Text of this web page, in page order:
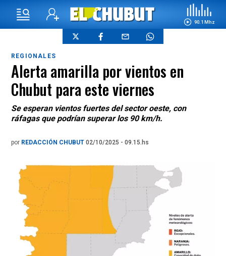
90.1 Mhz
REGIONALES
Alerta amarilla por vientos en
Chubut para este viernes
Se esperan vientos fuertes del sector oeste, con
ráfagas que podrían superar los 90 km/h.
por REDACCIÓN CHUBUT 02/10/2025 - 09.15.hs